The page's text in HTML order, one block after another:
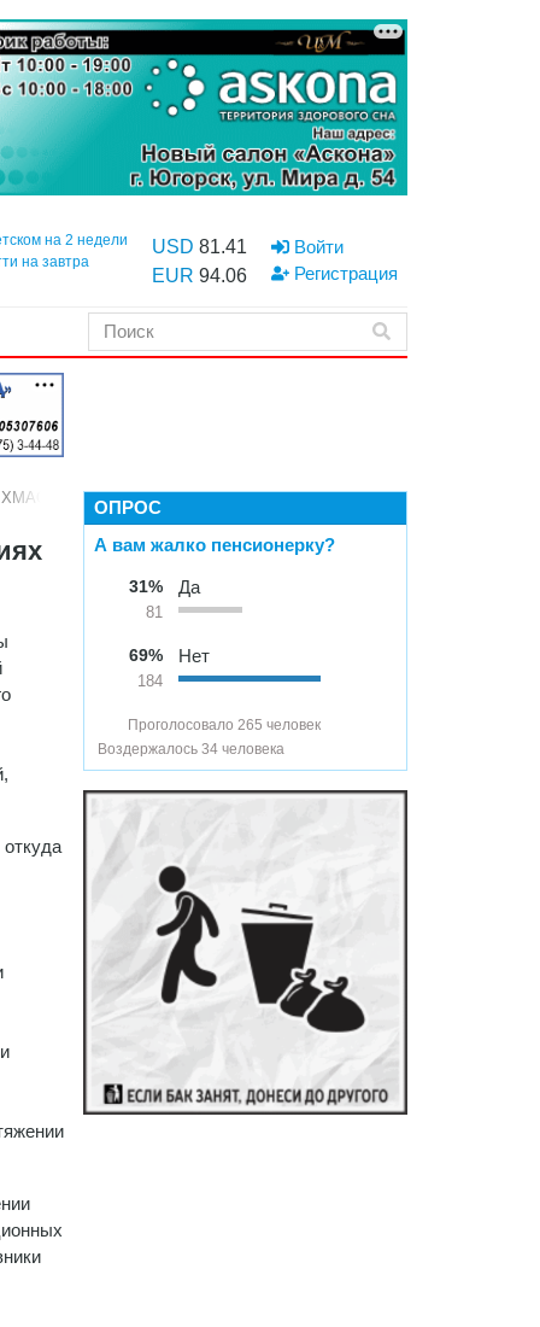
на 2 недели
на завтра
USD 81.41
EUR 94.06
Войти
Регистрация
ХМАО при Комаровой
ОПРОС
А вам жалко пенсионерку?
31%
81
Да
69%
184
Нет
Проголосовало 265 человек
Воздержалось 34 человека